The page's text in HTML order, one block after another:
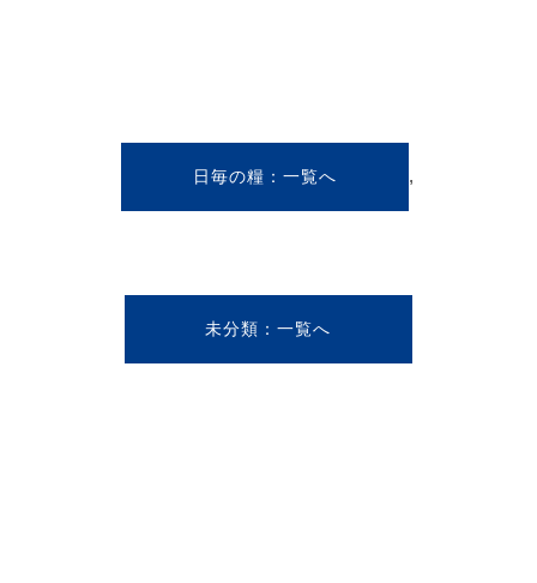
日毎の糧 ,
未分類